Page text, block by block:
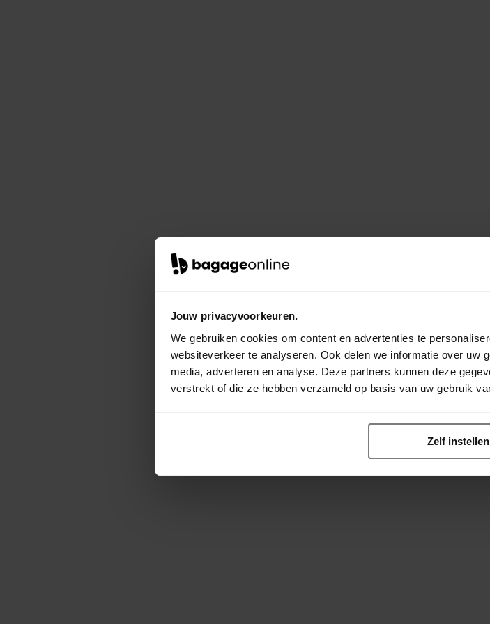
Jouw privacyvoorkeuren.
We gebruiken cookies om content en advertenties te
websiteverkeer te analyseren. Ook delen we informatie over uw
media, adverteren en analyse. Deze partners kunnen deze
verstrekt of die ze hebben verzameld op basis van uw gebruik
Zelf instellen